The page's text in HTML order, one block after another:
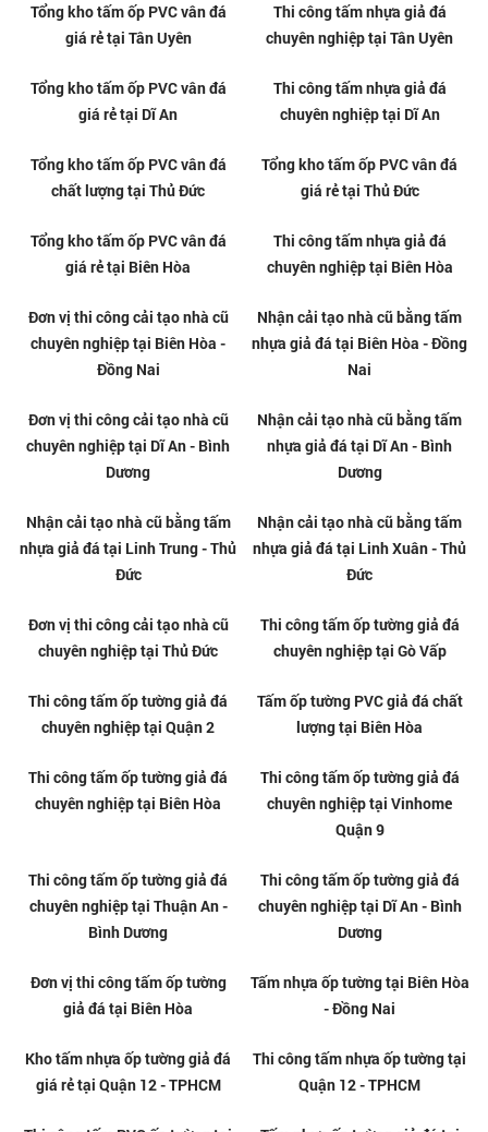
Tổng kho tấm ốp PVC vân đá
giá rẻ tại Tân Uyên
Thi công tấm nhựa giả đá
chuyên nghiệp tại Tân Uyên
giá rẻ tại Dĩ An
Thi công tấm nhựa giả đá
chuyên nghiệp tại Dĩ An
chất lượng tại Thủ Đức
giá rẻ tại Thủ Đức
Tổng kho tấm ốp PVC vân đá
giá rẻ tại Biên Hòa
Thi công tấm nhựa giả đá
chuyên nghiệp tại Biên Hòa